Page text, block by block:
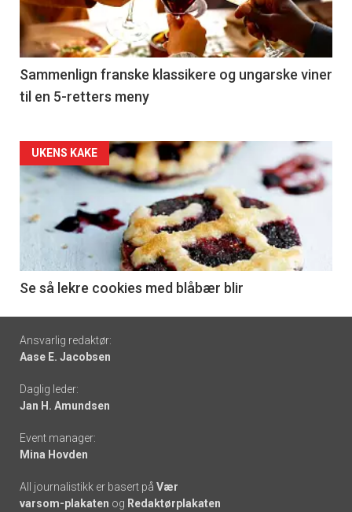
nå
-
5
Sammenlign franske klassikere og ungarske viner
til en 5-retters meny
Forsiden
akkurat
nå
6
UKENS KAKE
Se så lekre cookies med blåbær blir
Footer
-
links
Ansvarlig redaktør:
Aase E. Jacobsen
Daglig leder:
Jan H. Amundsen
Event manager:
Mina Hovden
All journalistikk er basert på Vær
varsom-plakaten og Redaktørplakaten